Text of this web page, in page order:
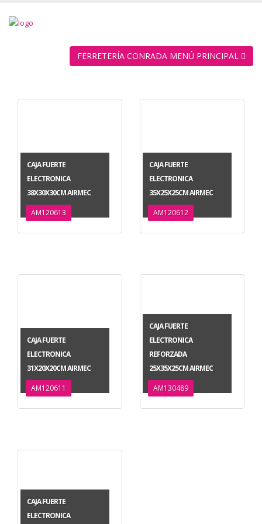
FERRETERÍA CONRADA MENÚ PRINCIPAL
CAJA FUERTE
ELECTRONICA
38X30X30CM AIRMEC
AM120613
CAJA FUERTE
ELECTRONICA
35X25X25CM AIRMEC
AM120612
CAJA FUERTE
ELECTRONICA
31X20X20CM AIRMEC
AM120611
CAJA FUERTE
ELECTRONICA
REFORZADA
25X35X25CM AIRMEC
AM130489
CAJA FUERTE
ELECTRONICA